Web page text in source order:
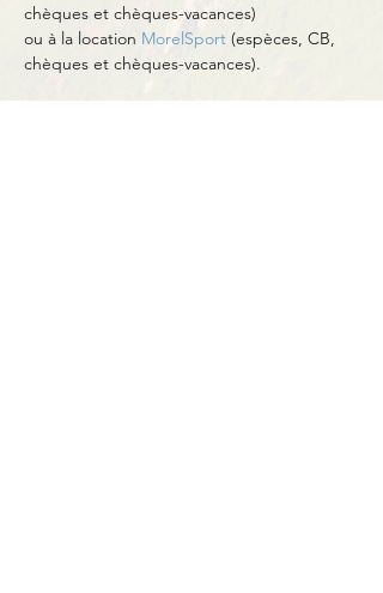
chèques et chèques-vacances)
ou à la location MorelSport (espèces, CB,
chèques et chèques-vacances).